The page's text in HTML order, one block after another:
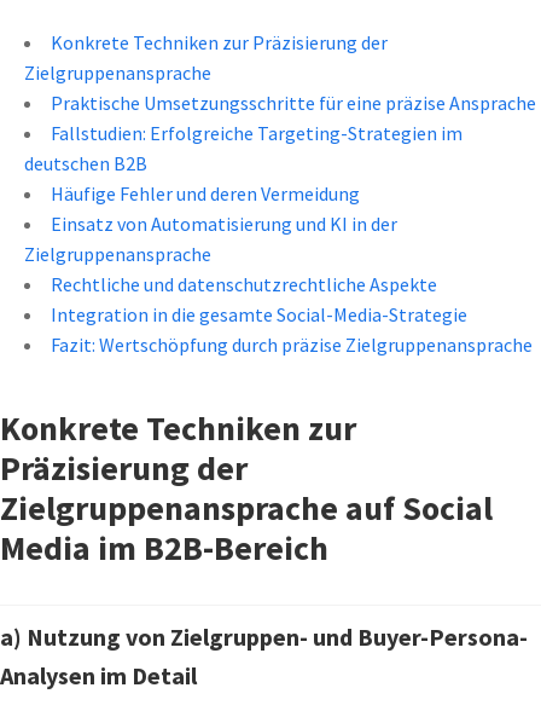
Konkrete Techniken zur Präzisierung der
Zielgruppenansprache
Praktische Umsetzungsschritte für eine präzise Ansprache
Fallstudien: Erfolgreiche Targeting-Strategien im
deutschen B2B
Häufige Fehler und deren Vermeidung
Einsatz von Automatisierung und KI in der
Zielgruppenansprache
Rechtliche und datenschutzrechtliche Aspekte
Integration in die gesamte Social-Media-Strategie
Fazit: Wertschöpfung durch präzise Zielgruppenansprache
Konkrete Techniken zur
Präzisierung der
Zielgruppenansprache auf Social
Media im B2B-Bereich
a) Nutzung von Zielgruppen- und Buyer-Persona-
Analysen im Detail